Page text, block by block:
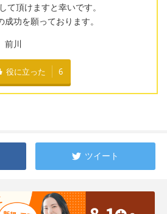
て頂けますと幸いです。
功を願っております。
川
役に立った 6
ツイート